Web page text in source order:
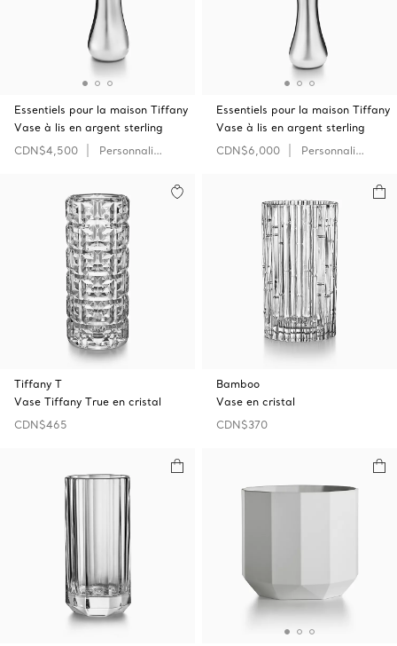
Essentiels pour la maison Tiffany
Vase à lis en argent sterling
CDN$4,500
Personnaliser
Essentiels pour la maison Tiffany
Vase à lis en argent sterling
CDN$6,000
Personnaliser
Tiffany T
Vase Tiffany True en cristal
CDN$465
Bamboo
Vase en cristal
CDN$370